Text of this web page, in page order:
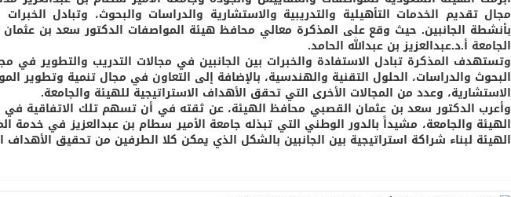
مجال تقديم الخدمات التأهيلية والتدريبية والاستشارية والدراسات والبحوث، وتبادل
بأنشطة الجانبين. حيث وقع على المذكرة معالي محافظ هيئة المواصفات الدكتور سعد بن
الجامعة أ.د.عبدالعزيز بن عبدالله الحامد.
وتستهدف المذكرة تبادل الاستفادة والخبرات بين الجانبين في مجالات التدريب والتطوير في
البحوث والدراسات، الحلول التقنية والهندسية، بالإضافة إلى التعاون في مجال تنمية وتطوير
الاستشارية، وعدد من المجالات الأخرى التي تحقق الأهداف الاستراتيجية للهيئة والجامعة.
وأعرب الدكتور سعد بن عثمان القصبي محافظ الهيئة، عن ثقته في أن تسهم تلك الاتفاقية في
الهيئة والجامعة، مشيداً بالدور الوطني التي تبذله جامعة الأمير سطام بن عبدالعزيز في خدمة
الهيئة لبناء شراكة استراتيجية بين الجانبين بالشكل الذي يمكن كلا الطرفين من تحقيق الأهداف